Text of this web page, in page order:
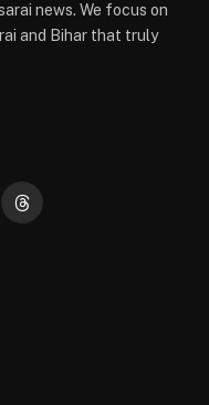
news. We focus on
and Bihar that truly
Threads